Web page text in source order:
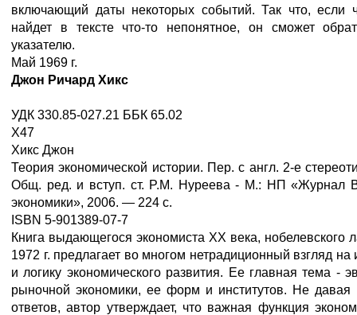
включающий даты некоторых событий. Так что, если
найдет в тексте что-то непонятное, он сможет
указателю.
Май 1969 г.
Джон Ричард Хикс
УДК 330.85-027.21 ББК 65.02
Х47
Хикс Джон
Теория экономической истории. Пер. с англ. 2-е
Общ. ред. и вступ. ст. P.M. Нуреева - М.: НП «Журнал
экономики», 2006. — 224 с.
ISBN 5-901389-07-7
Книга выдающегося экономиста XX века, нобелевского
1972 г. предлагает во многом нетрадиционный взгляд на
и логику экономического развития. Ее главная тема -
рыночной экономики, ее форм и институтов. Не давая
ответов, автор утверждает, что важная функция